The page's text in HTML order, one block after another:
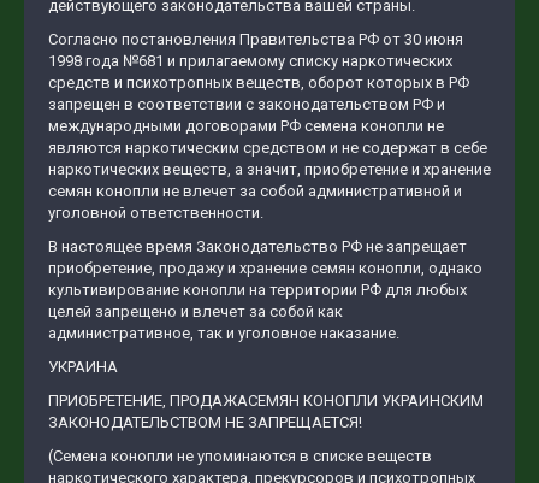
действующего законодательства вашей страны.
Согласно постановления Правительства РФ от 30 июня
1998 года №681 и прилагаемому списку наркотических
средств и психотропных веществ, оборот которых в РФ
запрещен в соответствии с законодательством РФ и
международными договорами РФ семена конопли не
являются наркотическим средством и не содержат в себе
наркотических веществ, а значит, приобретение и хранение
семян конопли не влечет за собой административной и
уголовной ответственности.
В настоящее время Законодательство РФ не запрещает
приобретение, продажу и хранение семян конопли, однако
культивирование конопли на территории РФ для любых
целей запрещено и влечет за собой как
административное, так и уголовное наказание.
УКРАИНА
ПРИОБРЕТЕНИЕ, ПРОДАЖАСЕМЯН КОНОПЛИ УКРАИНСКИМ
ЗАКОНОДАТЕЛЬСТВОМ НЕ ЗАПРЕЩАЕТСЯ!
(Семена конопли не упоминаются в списке веществ
наркотического характера, прекурсоров и психотропных